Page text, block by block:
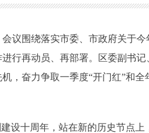
议围绕落实市委、市政府关于今
行再动员、再部署。区委副书记
，奋力争取一季度“开门红”和全
设十周年，站在新的历史节点上